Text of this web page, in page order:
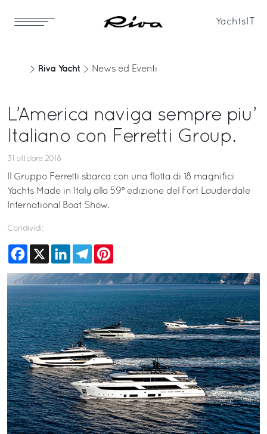
Yachts
Riva Yacht News ed Eventi
L’America naviga sempre piu’
Italiano con Ferretti Group.
31 ottobre 2018
Il Gruppo Ferretti sbarca con una flotta di 18 magnifici
Yachts Made in Italy alla 59° edizione del Fort Lauderdale
International Boat Show.
Condividi:
Facebook
X LinkedInTelegram